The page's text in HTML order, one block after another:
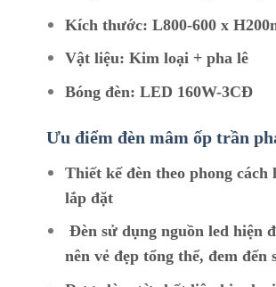
Kích thước: L800-600 x
Vật liệu: Kim loại + pha lê
Bóng đèn: LED 160W-3CĐ
Ưu điểm đèn mâm ốp trần
Thiết kế đèn theo phong
lắp đặt
Đèn sử dụng nguồn led hiện
nên vẻ đẹp tổng thể, đem